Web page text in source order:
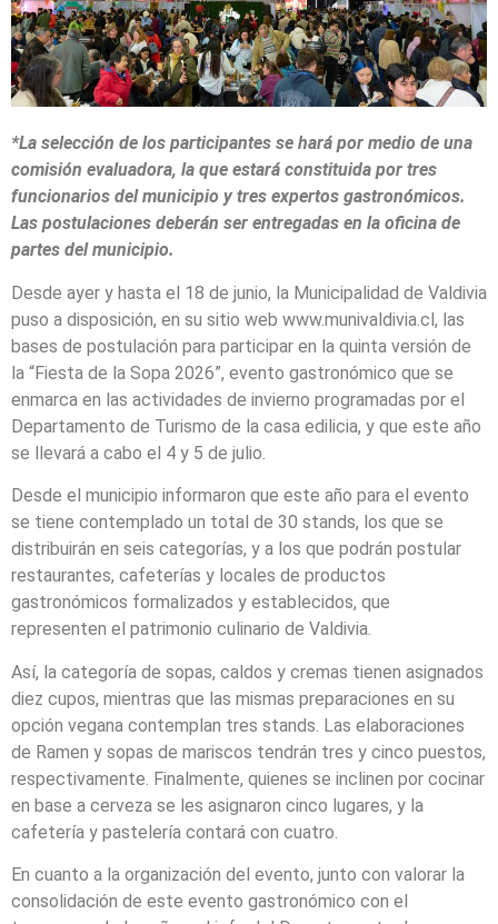
*La selección de los participantes se hará por medio de una
comisión evaluadora, la que estará constituida por tres
funcionarios del municipio y tres expertos gastronómicos.
Las postulaciones deberán ser entregadas en la oficina de
partes del municipio.
Desde ayer y hasta el 18 de junio, la Municipalidad de Valdivia
puso a disposición, en su sitio web www.munivaldivia.cl, las
bases de postulación para participar en la quinta versión de
la “Fiesta de la Sopa 2026”, evento gastronómico que se
enmarca en las actividades de invierno programadas por el
Departamento de Turismo de la casa edilicia, y que este año
se llevará a cabo el 4 y 5 de julio.
Desde el municipio informaron que este año para el evento
se tiene contemplado un total de 30 stands, los que se
distribuirán en seis categorías, y a los que podrán postular
restaurantes, cafeterías y locales de productos
gastronómicos formalizados y establecidos, que
representen el patrimonio culinario de Valdivia.
Así, la categoría de sopas, caldos y cremas tienen asignados
diez cupos, mientras que las mismas preparaciones en su
opción vegana contemplan tres stands. Las elaboraciones
de Ramen y sopas de mariscos tendrán tres y cinco puestos,
respectivamente. Finalmente, quienes se inclinen por cocinar
en base a cerveza se les asignaron cinco lugares, y la
cafetería y pastelería contará con cuatro.
En cuanto a la organización del evento, junto con valorar la
consolidación de este evento gastronómico con el